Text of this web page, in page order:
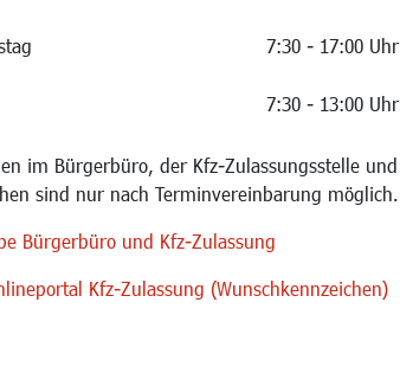
7:30 - 17:00 Uhr
7:30 - 13:00 Uhr
im Bürgerbüro, der Kfz-Zulassungsstelle und
sind nur nach Terminvereinbarung möglich.
Bürgerbüro und Kfz-Zulassung
Kfz-Zulassung (Wunschkennzeichen)